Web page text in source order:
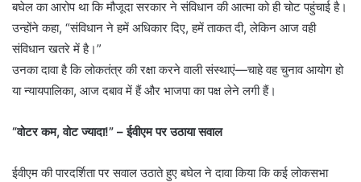
बघेल का आरोप था कि मौजूदा सरकार ने संविधान की आत्मा को ही चोट पहुंचाई है।
उन्होंने कहा, “संविधान ने हमें अधिकार दिए, हमें ताकत दी, लेकिन आज वही
संविधान खतरे में है।”
उनका दावा है कि लोकतंत्र की रक्षा करने वाली संस्थाएं—चाहे वह चुनाव आयोग हो
या न्यायपालिका, आज दबाव में हैं और भाजपा का पक्ष लेने लगी हैं।
“वोटर कम, वोट ज्यादा!” – ईवीएम पर उठाया सवाल
ईवीएम की पारदर्शिता पर सवाल उठाते हुए बघेल ने दावा किया कि कई लोकसभा